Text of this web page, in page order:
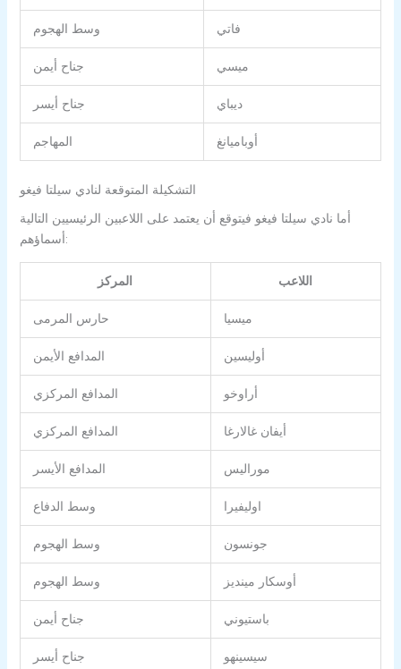
وسط الهجوم فاتي
جناح أيمن ميسي
جناح أيسر ديباي
المهاجم أوباميانغ
التشكيلة المتوقعة لنادي سيلتا فيغو
أما نادي سيلتا فيغو فيتوقع أن يعتمد على اللاعبين الرئيسيين التالية
أسماؤهم:
المركز اللاعب
حارس المرمى ميسيا
المدافع الأيمن أوليسين
المدافع المركزي أراوخو
المدافع المركزي أيفان غالارغا
المدافع الأيسر موراليس
وسط الدفاع اوليفيرا
وسط الهجوم جونسون
وسط الهجوم أوسكار مينديز
جناح أيمن باستيوني
جناح أيسر سيسينهو